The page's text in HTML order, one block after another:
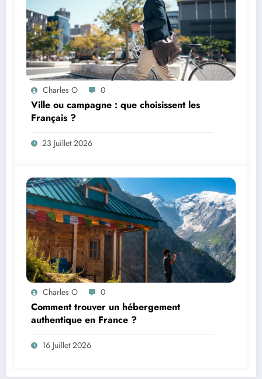
Charles O 0
Ville ou campagne : que choisissent les
Français ?
23 Juillet 2026
Charles O 0
Comment trouver un hébergement
authentique en France ?
16 Juillet 2026